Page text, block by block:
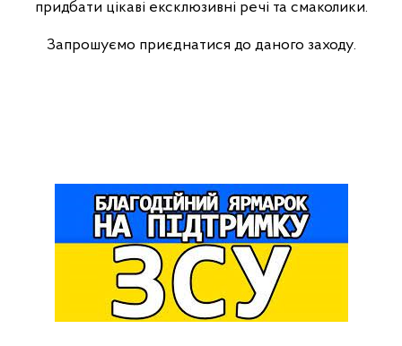
придбати цікаві ексклюзивні речі та смаколики.
Запрошуємо приєднатися до даного заходу.